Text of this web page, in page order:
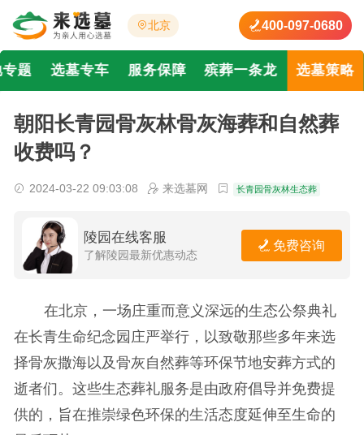
北京 400-097-0680
题 选墓专车 服务保障 殡葬一条龙 选墓策略
朝阳长青园骨灰林骨灰海葬和自然葬
收费吗？
2024-03-22 09:03:08 来选墓网 长青园骨灰林生态葬
陵园在线客服
了解陵园最新优惠动态
免费咨询
在北京，一场庄重而意义深远的生态公祭典礼
在长青生命纪念园庄严举行，以致敬那些多年来选
择骨灰撒海以及骨灰自然葬等环保节地安葬方式的
逝者们。这些生态葬礼服务是由政府倡导并免费提
供的，旨在推崇绿色环保的生活态度延伸至生命的